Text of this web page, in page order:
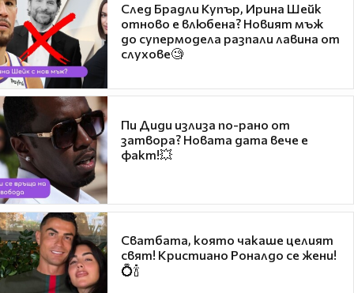
След Брадли Купър, Ирина Шейк
отново е влюбена? Новият мъж
до супермодела разпали лавина от
слухове🧐
Пи Диди излиза по-рано от
затвора? Новата дата вече е
факт!💥
Сватбата, която чакаше целият
свят! Кристиано Роналдо се жени!
💍🍾